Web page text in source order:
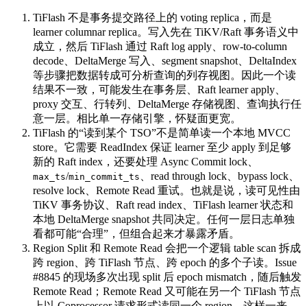
TiFlash 不是事务提交路径上的 voting replica，而是
learner columnar replica。写入先在 TiKV/Raft 事务语义中
成立，然后 TiFlash 通过 Raft log apply、row-to-column
decode、DeltaMerge 写入、segment snapshot、DeltaIndex
等步骤把数据转成可分析查询的列存视图。因此一个读
结果不一致，可能发生在事务层、Raft learner apply、
proxy 交互、行转列、DeltaMerge 存储视图、查询执行任
意一层。相比单一存储引擎，怀疑面更宽。
TiFlash 的“读到某个 TSO”不是简单读一个本地 MVCC
store。它需要 ReadIndex 保证 learner 至少 apply 到足够
新的 Raft index，还要处理 Async Commit lock、
max_ts/min_commit_ts
、read through lock、bypass lock、
resolve lock、Remote Read 重试。也就是说，读可见性由
TiKV 事务协议、Raft read index、TiFlash learner 状态和
本地 DeltaMerge snapshot 共同决定。任何一层日志单独
看都可能“合理”，但组合起来才暴露矛盾。
Region Split 和 Remote Read 会把一个逻辑 table scan 拆成
跨 region、跨 TiFlash 节点、跨 epoch 的多个子读。Issue
#8845 的现场多次出现 split 后 epoch mismatch，随后触发
Remote Read；Remote Read 又可能在另一个 TiFlash 节点